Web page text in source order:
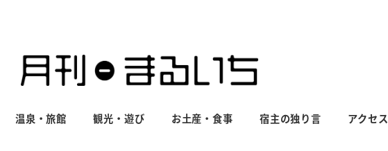
温泉・旅館 観光・遊び お土産・食事 宿主の独り言 アクセス